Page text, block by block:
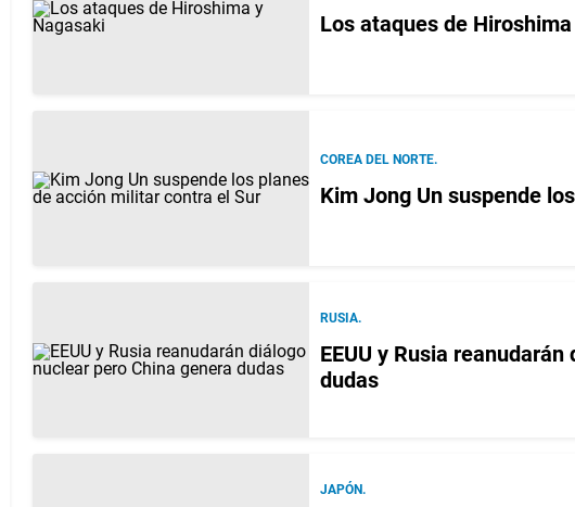
Los ataques de
COREA DEL NORTE.
Kim Jong Un suspende
RUSIA.
EEUU y Rusia
dudas
JAPÓN.